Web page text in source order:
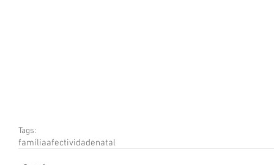
Tags:
famíliaafectividadenatal